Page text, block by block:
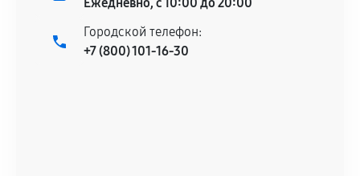
Документы для подтверждения
Городской телефон:
+7 (800) 101-16-30